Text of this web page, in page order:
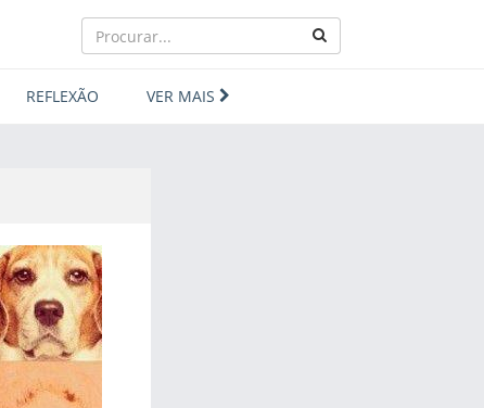
REFLEXÃO VER MAIS